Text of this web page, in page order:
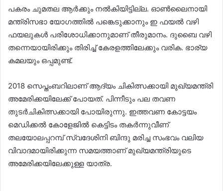
പകരം ചുമതല ആര്‍ക്കും നല്‍കിയിട്ടില്ല. ഓണ്‍ലൈനായി
മന്ത്രിസഭാ യോഗത്തില്‍ പങ്കെടുക്കാനും ഇ ഫയല്‍ വഴി
ഫയലുകള്‍ പരിശോധിക്കാനുമാണ് തീരുമാനം. ദുബൈ വഴി
തന്നെയായിരിക്കും തിരിച്ച് കേരളത്തിലേക്കും വരിക. ഭാര്യ
കമലയും ഒപ്പമുണ്ട്.
2018 സെപ്തംബറിലാണ് ആദ്യം ചികിത്സക്കായി മുഖ്യമന്ത്രി
അമേരിക്കയിലേക്ക് പോയത്. പിന്നീടും പല തവണ
തുടര്‍ചികിത്സക്കായി പോയിരുന്നു. ഇത്തവണ കോട്ടയം
മെഡിക്കല്‍ കോളേജില്‍ കെട്ടിടം തകര്‍ന്നുവീണ്
തലയോലപ്പറമ്പ് സ്വദേശിനി ബിന്ദു മരിച്ച സംഭവം വലിയ
വിവാദമായിരിക്കുന്ന സമയത്താണ് മുഖ്യമന്ത്രിയുടെ
അമേരിക്കയിലേക്കുള്ള യാത്ര.